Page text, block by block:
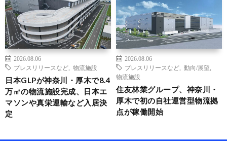
2026.08.06
プレスリリースなど
物流施設
日本GLPが神奈川・厚木で8.4
万㎡の物流施設完成、日本エ
マソンや真栄運輸など入居決
定
2026.08.06
プレスリリースなど
動向/展望
物流施設
住友林業グループ、神奈川・
厚木で初の自社運営型物流拠
点が稼働開始